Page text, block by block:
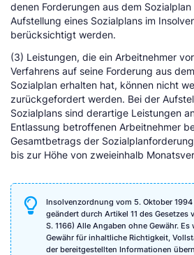
denen Forderungen aus dem
Aufstellung eines Sozialplans im
berücksichtigt werden.
(3) Leistungen, die ein Arbeitnehmer
Verfahrens auf seine Forderung aus
Sozialplan erhalten hat, können nicht
zurückgefordert werden. Bei der
Sozialplans sind derartige Leistungen
Entlassung betroffenen Arbeitnehmer
Gesamtbetrags der
bis zur Höhe von zweieinhalb
Insolvenzordnung vom 5. Oktober
geändert durch Artikel 11 des Gesetzes
S. 1166) Alle Angaben ohne Gewähr.
Gewähr für inhaltliche Richtigkeit,
der bereitgestellten Informationen